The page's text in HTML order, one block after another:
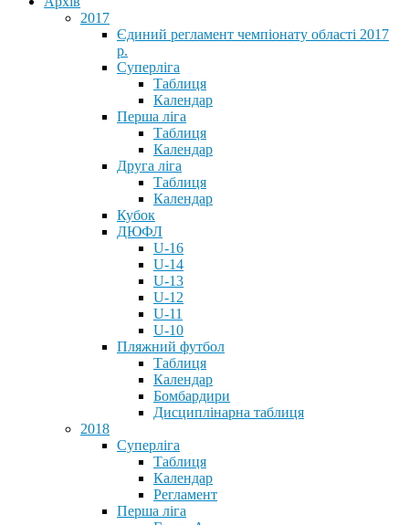
2017
Єдиний регламент чемпіонату області 2017
р.
Суперліга
Таблиця
Календар
Перша ліга
Таблиця
Календар
Друга ліга
Таблиця
Календар
Кубок
ДЮФЛ
U-16
U-14
U-13
U-12
U-11
U-10
Пляжний футбол
Таблиця
Календар
Бомбардири
Дисциплінарна таблиця
2018
Суперліга
Таблиця
Календар
Регламент
Перша ліга